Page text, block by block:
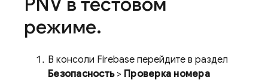
режиме.
В консоли Firebase перейдите в раздел
Безопасность> Проверка номера